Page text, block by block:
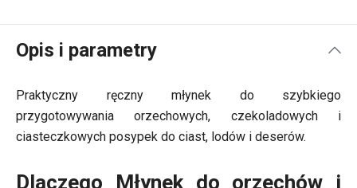
Opis i parametry
Praktyczny ręczny młynek do szybkiego
przygotowywania orzechowych, czekoladowych i
ciasteczkowych posypek do ciast, lodów i deserów.
Dlaczego Młynek do orzechów i